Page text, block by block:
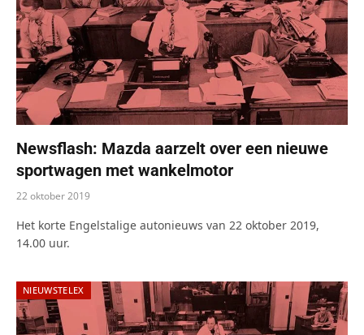
Newsflash: Mazda aarzelt over een nieuwe
sportwagen met wankelmotor
22 oktober 2019
Het korte Engelstalige autonieuws van 22 oktober 2019,
14.00 uur.
NIEUWSTELEX